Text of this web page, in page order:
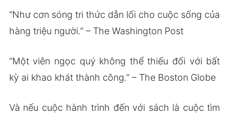
“Như cơn sóng tri thức dẫn lối cho cuộc sống của
hàng triệu người.” – The Washington Post
“Một viên ngọc quý không thể thiếu đối với bất
kỳ ai khao khát thành công.” – The Boston Globe
Và nếu cuộc hành trình đến với sách là cuộc tìm